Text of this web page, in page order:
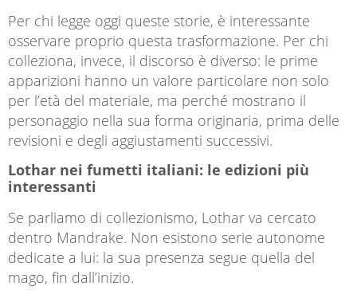
Per chi legge oggi queste storie, è interessante
osservare proprio questa trasformazione. Per chi
colleziona, invece, il discorso è diverso: le prime
apparizioni hanno un valore particolare non solo
per l’età del materiale, ma perché mostrano il
personaggio nella sua forma originaria, prima delle
revisioni e degli aggiustamenti successivi.
Lothar nei fumetti italiani: le edizioni più
interessanti
Se parliamo di collezionismo, Lothar va cercato
dentro Mandrake. Non esistono serie autonome
dedicate a lui: la sua presenza segue quella del
mago, fin dall’inizio.